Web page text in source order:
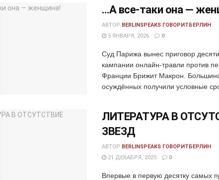
…А все-таки она —
АВТОР BERLINSPEAKS ГОВОРИТБЕРЛИН
5 ЯНВАРЯ, 2026
0
Суд Парижа вынес приговор
кампании онлайн-травли против
Франции Брижит Макрон.
осуждённых получили условные
ЛИТЕРАТУРА В
ЗВЕЗД
АВТОР BERLINSPEAKS ГОВОРИТБЕРЛИН
21 ДЕКАБРЯ, 2025
0
Впервые в первую десятку самых